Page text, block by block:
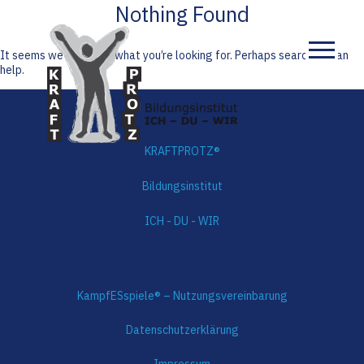
Home
Nothing Found
It seems we can’t find what you’re looking for. Perhaps searching can
help.
KRAFTPROTZ®
Bildungsinstitut
ICH - DU - WIR
KampfESspiele® – Nutzungsvereinbarung
Datenschutzerklärung